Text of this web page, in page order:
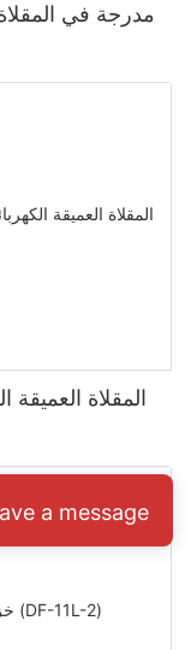
المقلاة العميقة
a message